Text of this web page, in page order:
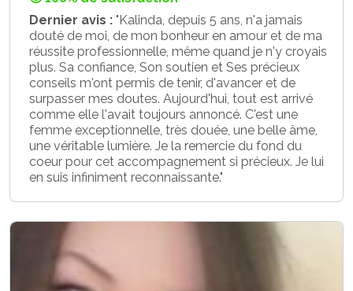
Dernier avis : "Kalinda, depuis 5 ans, n'a jamais
douté de moi, de mon bonheur en amour et de ma
réussite professionnelle, même quand je n'y croyais
plus. Sa confiance, Son soutien et Ses précieux
conseils m'ont permis de tenir, d'avancer et de
surpasser mes doutes. Aujourd'hui, tout est arrivé
comme elle l'avait toujours annoncé. C'est une
femme exceptionnelle, très douée, une belle âme,
une véritable lumière. Je la remercie du fond du
coeur pour cet accompagnement si précieux. Je lui
en suis infiniment reconnaissante."